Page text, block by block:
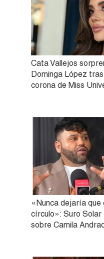
Cata Vallejos
Dominga López
corona de Miss
«Nunca dejaría
círculo»: Suro Solar
sobre Camila